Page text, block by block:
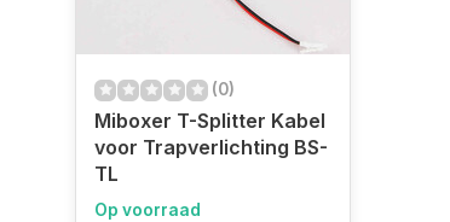
(0)
Miboxer T-Splitter Kabel
voor Trapverlichting BS-
TL
Op voorraad